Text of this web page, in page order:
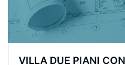
VILLA DUE PIANI